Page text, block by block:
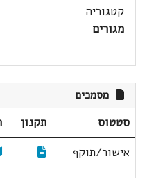
קטגוריה
מגורים
מסמכים
סטטוס תקנון
אישור/תוקף